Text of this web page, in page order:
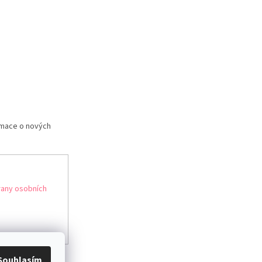
o nových
osobních